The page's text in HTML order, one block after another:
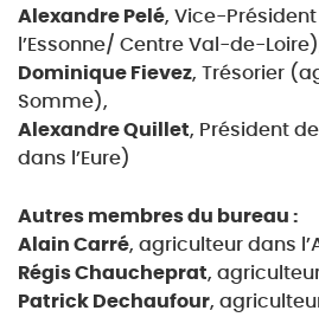
Alexandre Pelé, Vice-
l’Essonne/ Centre Val-de-
Dominique Fievez, Trésorier
Somme),
Alexandre Quillet, Président
dans l’Eure)
Autres membres du bureau :
Alain Carré, agriculteur dans
Régis Chaucheprat,
Patrick Dechaufour,